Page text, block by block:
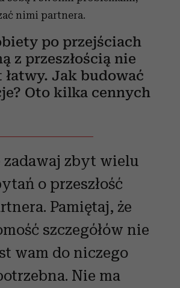
nimi partnera.
po przejściach
z przeszłością nie
łatwy. Jak budować
Oto kilka cennych
zadawaj zbyt wielu
o przeszłość
Pamiętaj, że
szczegółów nie
wam do niczego
Nie ma